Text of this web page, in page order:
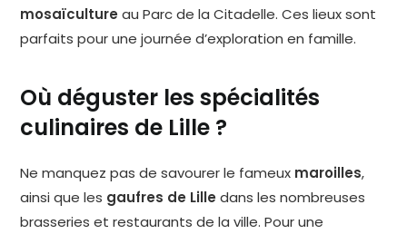
mosaïculture au Parc de la Citadelle. Ces lieux sont
parfaits pour une journée d’exploration en famille.
Où déguster les spécialités
culinaires de Lille ?
Ne manquez pas de savourer le fameux maroilles,
ainsi que les gaufres de Lille dans les nombreuses
brasseries et restaurants de la ville. Pour une